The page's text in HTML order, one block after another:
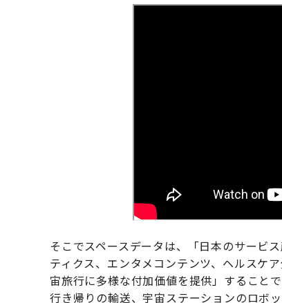
そこでスペースデータは、「日本のサービ
ティクス、エンタメコンテンツ、ヘルスケ
宙旅行に多様な付加価値を提供」すること
行き帰りの輸送、宇宙ステーションのロボ